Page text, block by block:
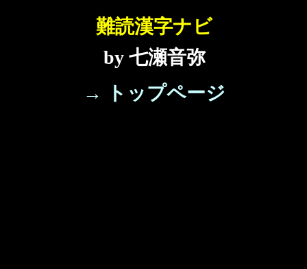
難読漢字ナビ
by 七瀬音弥
→ トップページ